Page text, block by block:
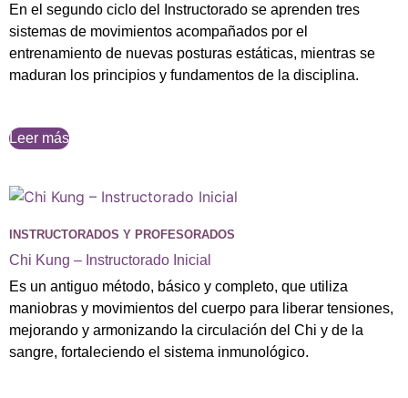
En el segundo ciclo del Instructorado se aprenden tres
sistemas de movimientos acompañados por el
entrenamiento de nuevas posturas estáticas, mientras se
maduran los principios y fundamentos de la disciplina.
Leer más
INSTRUCTORADOS Y PROFESORADOS
Chi Kung – Instructorado Inicial
Es un antiguo método, básico y completo, que utiliza
maniobras y movimientos del cuerpo para liberar tensiones,
mejorando y armonizando la circulación del Chi y de la
sangre, fortaleciendo el sistema inmunológico.